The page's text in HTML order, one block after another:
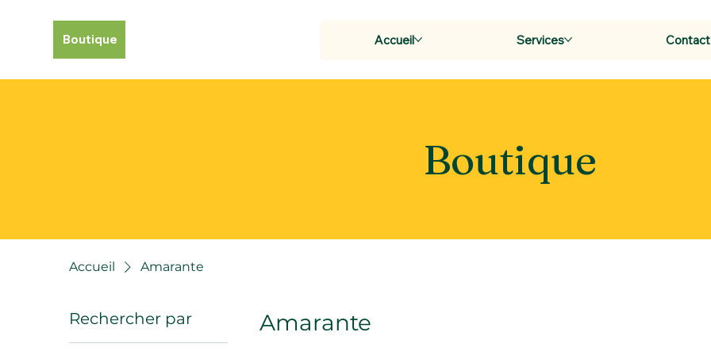
Boutique Accueil Services Contact
Boutique
Accueil Amarante
Rechercher par Amarante